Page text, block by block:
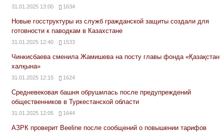
31.01.2025 13:00 1634
Новые госструктуры из служб гражданской защиты создали для
готовности к паводкам в Казахстане
31.01.2025 12:40 1533
Чинкисбаева сменила Жамишева на посту главы фонда «Қазақстан
халқына»
31.01.2025 12:15 1624
Средневековая башня обрушилась после предупреждений
общественников в Туркестанской области
31.01.2025 12:05 1644
АЗРК проверит Beeline после сообщений о повышении тарифов